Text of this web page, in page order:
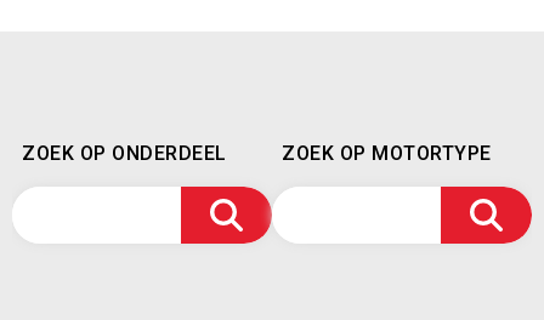
ZOEK OP ONDERDEEL ZOEK OP MOTORTYPE